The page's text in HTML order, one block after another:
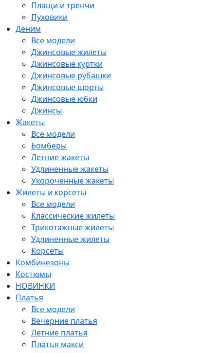
Плащи и тренчи
Пуховики
Деним
Все модели
Джинсовые жилеты
Джинсовые куртки
Джинсовые рубашки
Джинсовые шорты
Джинсовые юбки
Джинсы
Жакеты
Все модели
Бомберы
Летние жакеты
Удлиненные жакеты
Укороченные жакеты
Жилеты и корсеты
Все модели
Классические жилеты
Трикотажные жилеты
Удлиненные жилеты
Корсеты
Комбинезоны
Костюмы
НОВИНКИ
Платья
Все модели
Вечерние платья
Летние платья
Платья макси